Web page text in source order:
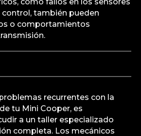
control, también pueden
o comportamientos
recurrentes con la
tu Mini Cooper, es
a un taller especializado
completa. Los mecánicos